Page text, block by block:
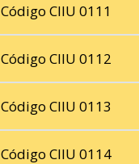
Código CIIU 0111
Código CIIU 0112
Código CIIU 0113
Código CIIU 0114